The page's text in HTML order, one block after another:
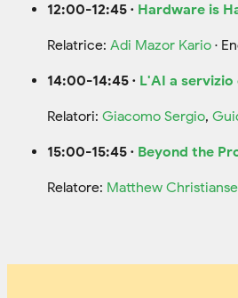
12:00-12:45 · Hardware is
Relatrice: Adi Mazor Kario·
14:00-14:45 · L'AI a
Relatori: Giacomo Sergio,
15:00-15:45 · Beyond the
Relatore: Matthew